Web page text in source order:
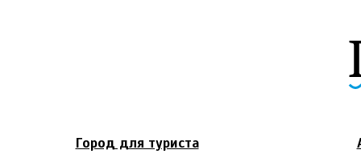
Город для туриста